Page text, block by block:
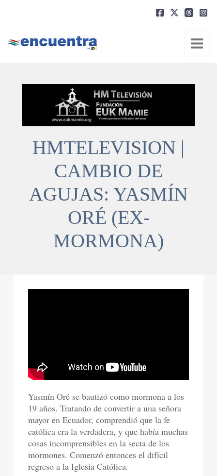
HMTELEVISION |
CAMBIO DE
AGUJAS: YASMÍN
ORÉ (EX-
MORMONA)
Yasmín Oré se bautizó como mormona a los
19 años. Tratando de convertir a una señora
mayor en Ecuador, comprendió que la fe
católica era la verdadera, y que había muchas
cosas incomprensibles en la secta de los
mormones. Comenzó entonces el difícil
regreso a la Iglesia Católica.